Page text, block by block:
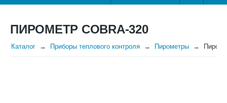
ПИРОМЕТР COBRA-320
Каталог Приборы теплового контроля Пирометры